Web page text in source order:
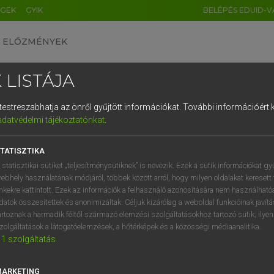
GYIK BELÉPÉS EDUID-
ELŐZMÉNYEK
uniós terminológiai szótár
VAN ELŐFIZETÉSED?
előfizetésem a teljes szócikk
NINCS ELŐFIZETÉSED?
LISTÁJA
az önről gyűjtött információkat. További információért
tájékoztatónkat.
statisztikai sütiket „teljesítménysütiknek” is nevezik. Ezek a sütik információkat
használatának módjáról, többek között arról, hogy milyen oldalakat keresett
kattintott. Ezek az információk a felhasználó azonosítására nem
összesítettek és anonimizáltak. Céljuk kizárólag a weboldal funkcióinak
a harmadik féltől származó elemzési szolgáltatásokhoz tartozó sütik;
a látogatóelemzések, a hőtérképek és a közösségi médiaanalitika.
1 szolgáltatás
DE CN FR ES IT NL
1 2 3 4 5 6 7 8 9
q w e r t z u i
a s d f g h j k l é
í y x c v b n m , .